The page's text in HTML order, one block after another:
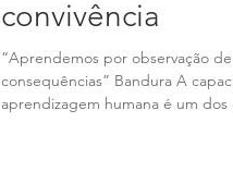
convivência
“Aprendemos por observação
consequências” Bandura A
aprendizagem humana é um